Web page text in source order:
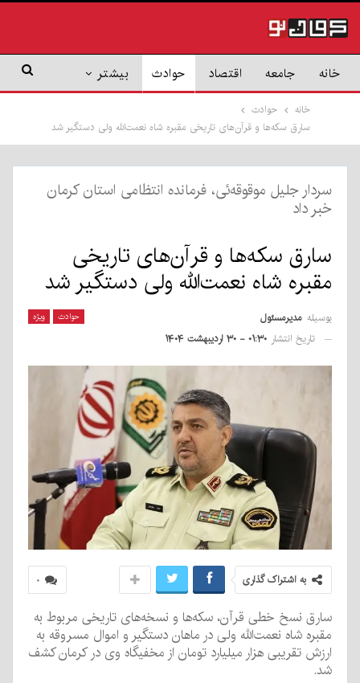
خانه جامعه اقتصاد حوادث بیشتر
خانه
حوادث
سارق سکه‌ها و قرآن‌های تاریخی مقبره شاه نعمت‌الله ولی دستگیر شد
سردار جلیل موقوقه‌ئی، فرمانده انتظامی استان کرمان
خبر داد
سارق سکه‌ها و قرآن‌های تاریخی
مقبره شاه نعمت‌الله ولی دستگیر شد
حوادث ویژه بوسیله مدیرمسئول
تاریخ انتشار ۰۱:۳۰ - ۳۰ اردیبهشت ۱۴۰۴
۰ به اشتراک گذاری
سارق نسخ خطی قرآن، سکه‌ها و نسخه‌های تاریخی مربوط به
مقبره شاه نعمت‌الله ولی در ماهان دستگیر و اموال مسروقه به
ارزش تقریبی هزار میلیارد تومان از مخفیگاه وی در کرمان کشف
شد.